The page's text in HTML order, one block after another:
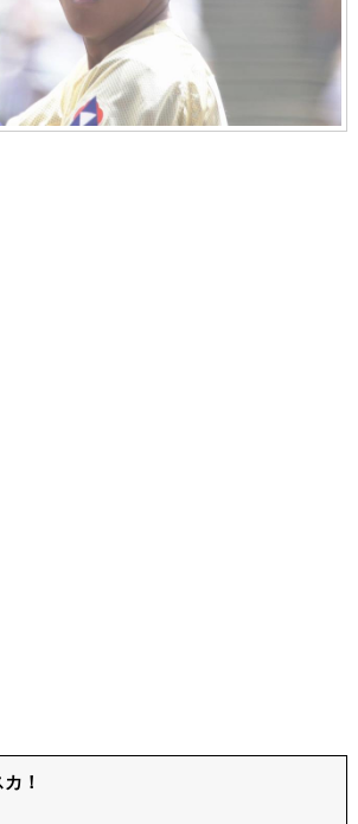
！